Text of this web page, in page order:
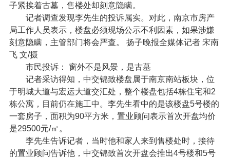
子紧挨着古墓，售楼处却刻意隐瞒。
记者调查发现李先生的投诉属实。对此，南京市房产
局工作人员表示，楼盘必须现场公示不利因素，如果涉嫌
刻意隐瞒，主管部门将会严查。 扬子晚报全媒体记者 宋南
飞 文/摄
市民投诉： 窗外不是风景，是古墓
记者采访得知，中交锦致楼盘属于南京南站板块，位
于明城大道与宏运大道交汇处，整个楼盘包括4栋住宅和2
栋公寓，目前仍在施工中。李先生看中的是该楼盘5号楼的
一套房子，面积为90平方米，置业顾问表示首次开盘均价
是29500元/㎡。
李先生告诉记者，当时他和家人来到售楼处时，接待
的置业顾问告诉他，中交锦致首次开盘会推出4号楼和5号